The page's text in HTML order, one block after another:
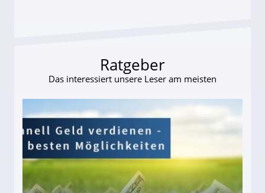
Ratgeber
Das interessiert unsere Leser am meisten